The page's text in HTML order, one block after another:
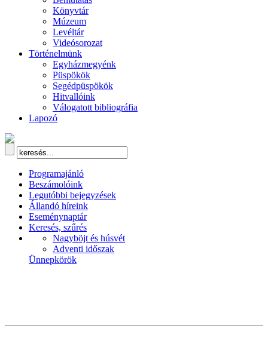
Könyvtár
Múzeum
Levéltár
Videósorozat
Történelmünk
Egyházmegyénk
Püspökök
Segédpüspökök
Hitvallóink
Válogatott bibliográfia
Lapozó
Programajánló
Beszámolóink
Legutóbbi bejegyzések
Állandó híreink
Eseménynaptár
Keresés, szűrés
Nagyböjt és húsvét
Adventi időszak
Ünnepkörök